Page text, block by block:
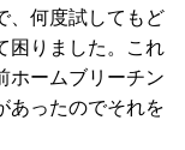
、何度試してもど
困りました。これ
ホームブリーチン
あったのでそれを